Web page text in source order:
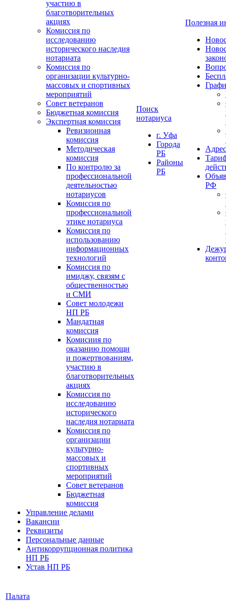
участию в
благотворительных
акциях
Комиссия по
исследованию
исторического наследия
нотариата
Комиссия по
организации культурно-
массовых и спортивных
мероприятий
Совет ветеранов
Бюджетная комиссия
Экспертная комиссия
Ревизионная
комиссия
Методическая
комиссия
По контролю за
профессиональной
деятельностью
нотариусов
Комиссия по
профессиональной
этике нотариуса
Комиссия по
использованию
информационных
технологий
Комиссия по
имиджу, связям с
общественностью
и СМИ
Совет молодежи
НП РБ
Мандатная
комиссия
Комисиия по
оказанию помощи
и пожертвованиям,
участию в
благотворительных
акциях
Комиссия по
исследованию
исторического
наследия нотариата
Комиссия по
организации
культурно-
массовых и
спортивных
мероприятий
Совет ветеранов
Бюджетная
комиссия
Управление делами
Вакансии
Реквизиты
Персональные данные
Антикоррупционная политика
НП РБ
Устав НП РБ
Поиск
нотариуса
г. Уфа
Города
РБ
Районы
РБ
Полезная
РФ
Палата